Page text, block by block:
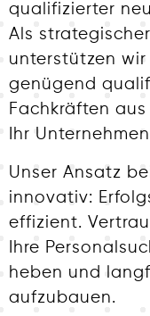
qualifizierter
Als
unterstützen
genügend
Fachkräften
Ihr
Unser Ansatz
innovativ:
effizient.
Ihre
heben und
aufzubauen.